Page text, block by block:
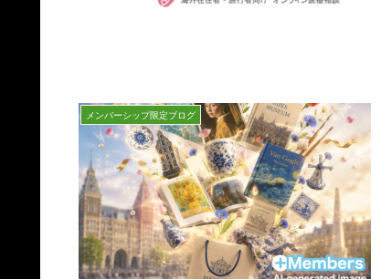
メンバーシップ限定ブログ